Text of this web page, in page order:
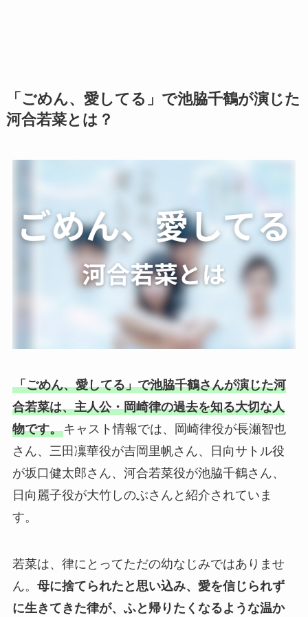
「ごめん、愛してる」で池脇千鶴が演じた
河合若菜とは？
「ごめん、愛してる」で池脇千鶴さんが演じた河
合若菜は、主人公・岡崎律の過去を知る大切な人
物です。キャスト情報では、岡崎律役が長瀬智也
さん、三田凜華役が吉岡里帆さん、日向サトル役
が坂口健太郎さん、河合若菜役が池脇千鶴さん、
日向麗子役が大竹しのぶさんと紹介されていま
す。
若菜は、律にとってただの幼なじみではありませ
ん。 母に捨てられたと思い込み、愛を信じられず
に生きてきた律が、ふと帰りたくなるような温か